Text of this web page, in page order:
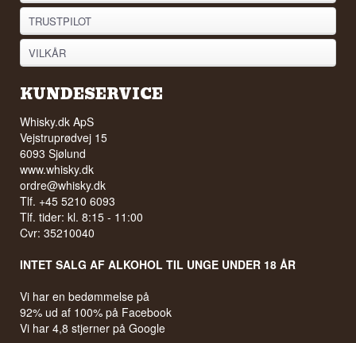
TRUSTPILOT
VILKÅR
KUNDESERVICE
Whisky.dk ApS
Vejstruprødvej 15
6093 Sjølund
www.whisky.dk
ordre@whisky.dk
Tlf. +45 5210 6093
Tlf. tider: kl. 8:15 - 11:00
Cvr: 35210040
INTET SALG AF ALKOHOL TIL UNGE UNDER 18 ÅR
Vi har en bedømmelse på
92% ud af 100% på Facebook
Vi har 4,8 stjerner på Google